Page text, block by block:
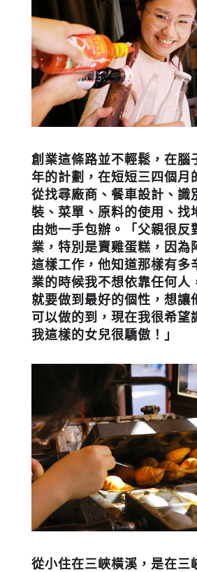
創業這條路並不輕鬆，在腦
年的計劃，在短短三四個月
從找尋廠商、餐車設計、識
裝、菜單、原料的使用、找
由她一手包辦。「父親很反
業，特別是賣雞蛋糕，因為
這樣工作，他知道那樣有多
業的時候我不想依靠任何人
就要做到最好的個性，想讓
可以做的到，現在我很希望
我這樣的女兒很驕傲！」
從小住在三峽橫溪，是在三